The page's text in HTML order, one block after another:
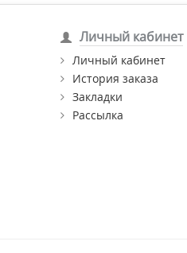
Личный кабинет
Личный кабинет
История заказа
Закладки
Рассылка